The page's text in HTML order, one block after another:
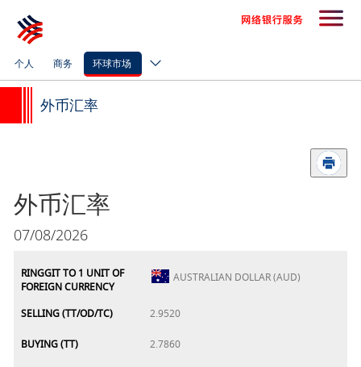
个人 商务 环球市场
外币汇率
外币汇率
07/08/2026
RINGGIT TO 1 UNIT OF
FOREIGN CURRENCY
AUSTRALIAN DOLLAR (AUD)
SELLING (TT/OD/TC) 2.9520
BUYING (TT) 2.7860